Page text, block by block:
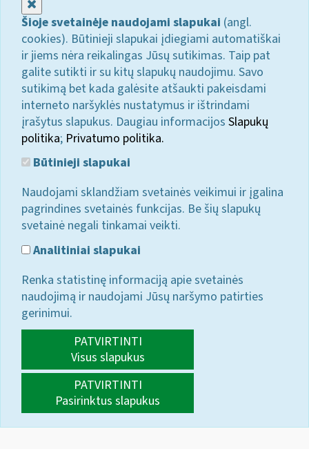
Šioje svetainėje naudojami slapukai (angl.
cookies). Būtinieji slapukai įdiegiami automatiškai
ir jiems nėra reikalingas Jūsų sutikimas. Taip pat
galite sutikti ir su kitų slapukų naudojimu. Savo
sutikimą bet kada galėsite atšaukti pakeisdami
interneto naršyklės nustatymus ir ištrindami
įrašytus slapukus. Daugiau informacijos Slapukų
politika; Privatumo politika.
Būtinieji slapukai
Naudojami sklandžiam svetainės veikimui ir įgalina
pagrindines svetainės funkcijas. Be šių slapukų
svetainė negali tinkamai veikti.
Analitiniai slapukai
Renka statistinę informaciją apie svetainės
naudojimą ir naudojami Jūsų naršymo patirties
gerinimui.
PATVIRTINTI
Visus slapukus
PATVIRTINTI
Pasirinktus slapukus